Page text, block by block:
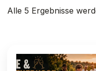
Alle 5 Ergebnisse